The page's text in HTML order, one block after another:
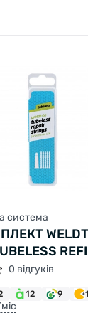
система
ДЛЯ
ШИН
0 відгуків
12 9